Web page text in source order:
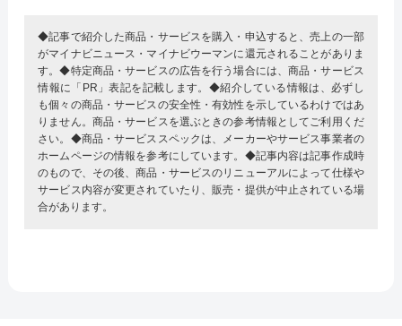
◆記事で紹介した商品・サービスを購入・申込すると、売上の一部
がマイナビニュース・マイナビウーマンに還元されることがありま
す。◆特定商品・サービスの広告を行う場合には、商品・サービス
情報に「PR」表記を記載します。◆紹介している情報は、必ずし
も個々の商品・サービスの安全性・有効性を示しているわけではあ
りません。商品・サービスを選ぶときの参考情報としてご利用くだ
さい。◆商品・サービススペックは、メーカーやサービス事業者の
ホームページの情報を参考にしています。◆記事内容は記事作成時
のもので、その後、商品・サービスのリニューアルによって仕様や
サービス内容が変更されていたり、販売・提供が中止されている場
合があります。